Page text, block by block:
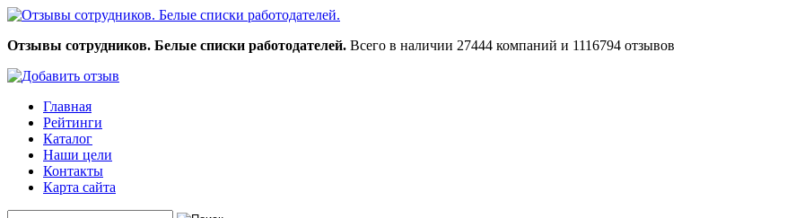
Отзывы сотрудников. Белые списки работодателей. Всего в наличии 27444 компаний и 1116794 отзывов
Главная
Рейтинги
Каталог
Наши цели
Контакты
Карта сайта